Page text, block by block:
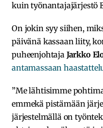
kuin työnantajajärjestö
On jokin syy siihen,
päivänä kassaan liity,
puheenjohtaja Jarkko
antamassaan
”Me lähtisimme
emmekä pistämään
järjestelmällä on